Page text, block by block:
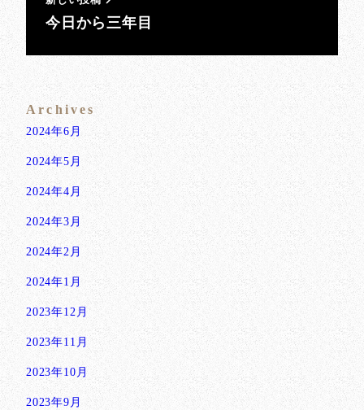
今日から三年目
Archives
2024年6月
2024年5月
2024年4月
2024年3月
2024年2月
2024年1月
2023年12月
2023年11月
2023年10月
2023年9月